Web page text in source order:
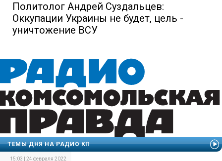
Политолог Андрей Суздальцев:
Оккупации Украины не будет, цель -
уничтожение ВСУ
ТЕМЫ ДНЯ НА РАДИО КП
15:03 | 24 февраля 2022